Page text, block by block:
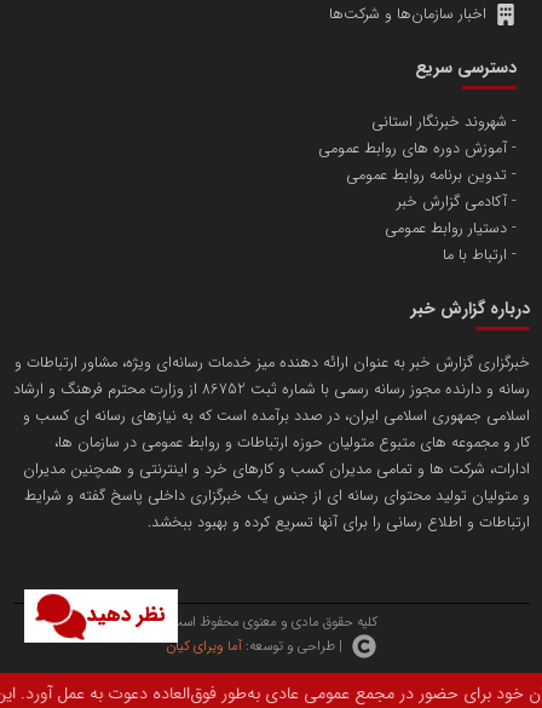
نظر دهید
پایگاه اطلاع رسانی اعتلای نهادهای مردمی
پایگاه اطلاع رسانی دریا و نفت
تامین آهن اسفنجی تولیدکنندگان فولاد در کشور
تریبون
انتشار گسترده محتوا در رسانه گزارش خبر
مسعودصادقی
محمدعلی کرمعلی
اخبار سازمان‌ها و شرکت‌ها
دسترسی سریع
شهروند خبرنگار استانی
آموزش دوره های روابط عمومی
تدوین برنامه روابط عمومی
آکادمی گزارش خبر
دستیار روابط عمومی
ارتباط با ما
درباره گزارش خبر
خبرگزاری گزارش خبر به عنوان ارائه دهنده میز خدمات رسانه‌ای ویژه، مشاور ارتباطات و
رسانه و دارنده مجوز رسانه رسمی با شماره ثبت 86752 از وزارت محترم فرهنگ و ارشاد
اسلامی جمهوری اسلامی ایران، در صدد برآمده است که به نیازهای رسانه ای کسب و
کار و مجموعه های متبوع متولیان حوزه ارتباطات و روابط عمومی در سازمان ها،
ادارات، شرکت ها و تمامی مدیران کسب و کارهای خرد و اینترنتی و همچنین مدیران
و متولیان تولید محتوای رسانه ای از جنس یک خبرگزاری داخلی پاسخ گفته و شرایط
ارتباطات و اطلاع رسانی را برای آنها تسریع کرده و بهبود ببخشد.
کلیه حقوق مادی و معنوی محفوظ است.
| طراحی و توسعه: آما ویرای کیان
محل مؤسسه لغت‌نامه دهخدا، تالار دکتر محمود افشار برگزار می‌شود.